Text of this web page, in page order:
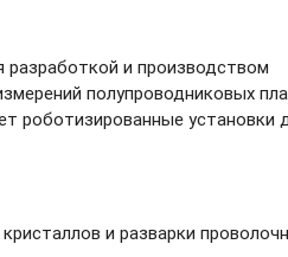
разработкой и производством
полупроводниковых
роботизированные установки
и разварки